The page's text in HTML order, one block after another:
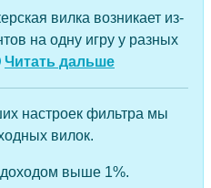
вилка возникает из-
на одну игру у разных
Читать дальше
настроек фильтра мы
вилок.
выше 1%.